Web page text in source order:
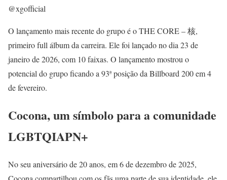
@xgofficial
O lançamento mais recente do grupo é o THE CORE – 核,
primeiro full álbum da carreira. Ele foi lançado no dia 23 de
janeiro de 2026, com 10 faixas. O lançamento mostrou o
potencial do grupo ficando a 93ª posição da Billboard 200 em 4
de fevereiro.
Cocona, um símbolo para a comunidade
LGBTQIAPN+
No seu aniversário de 20 anos, em 6 de dezembro de 2025,